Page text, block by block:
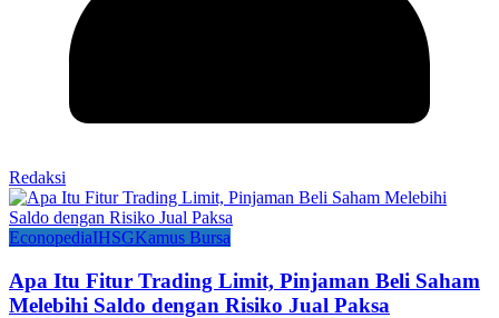
Redaksi
EconopediaIHSGKamus Bursa
Apa Itu Fitur Trading Limit, Pinjaman Beli Saham
Melebihi Saldo dengan Risiko Jual Paksa